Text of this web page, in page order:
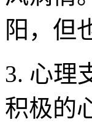
阳，但
3. 心理
积极的